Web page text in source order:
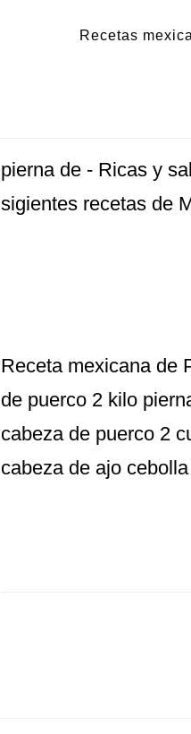
Recetas
Recetas
pierna de - Ricas y
sigientes recetas de
Receta mexicana de
de puerco 2 kilo
cabeza de puerco 2
cabeza de ajo